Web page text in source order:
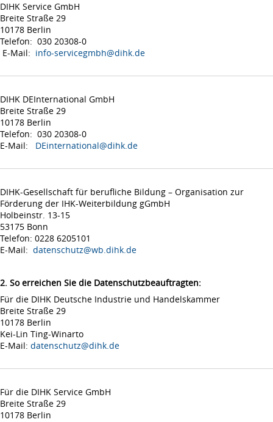
DIHK Service GmbH
Breite Straße 29
10178 Berlin
Telefon: 030 20308-0
E-Mail: info-servicegmbh@dihk.de
DIHK DEInternational GmbH
Breite Straße 29
10178 Berlin
Telefon: 030 20308-0
E-Mail: DEinternational@dihk.de
DIHK-Gesellschaft für berufliche Bildung – Organisation zur
Förderung der IHK-Weiterbildung gGmbH
Holbeinstr. 13-15
53175 Bonn
Telefon: 0228 6205101
E-Mail: datenschutz@wb.dihk.de
2. So erreichen Sie die Datenschutzbeauftragten:
Für die DIHK Deutsche Industrie und Handelskammer
Breite Straße 29
10178 Berlin
Kei-Lin Ting-Winarto
E-Mail: datenschutz@dihk.de
Für die DIHK Service GmbH
Breite Straße 29
10178 Berlin